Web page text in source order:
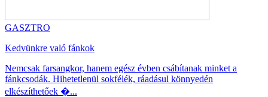
GASZTRO
Kedvünkre való fánkok
Nemcsak farsangkor, hanem egész évben csábítanak minket a
fánkcsodák. Hihetetlenül sokfélék, ráadásul könnyedén
elkészíthetőek �...